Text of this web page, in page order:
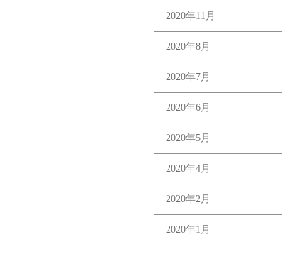
2020年11月
2020年8月
2020年7月
2020年6月
2020年5月
2020年4月
2020年2月
2020年1月